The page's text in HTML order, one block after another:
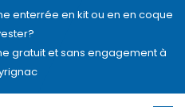
enterrée en kit ou en en coque
gratuit et sans engagement à